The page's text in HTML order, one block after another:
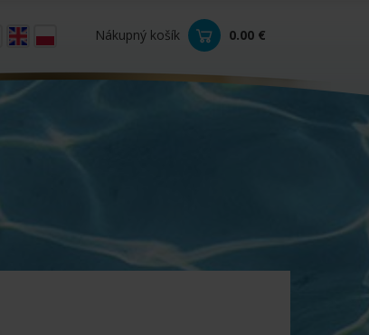
Nákupný košík 0.00 €
0